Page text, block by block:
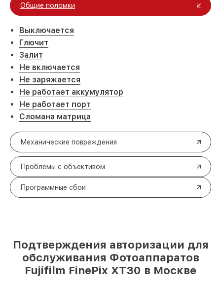
Общие поломки
Выключается
Глючит
Залит
Не включается
Не заряжается
Не работает аккумулятор
Не работает порт
Сломана матрица
Механические повреждения
Проблемы с объективом
Программные сбои
Подтверждения авторизации для
обслуживания Фотоаппаратов
Fujifilm FinePix XT30 в Москве